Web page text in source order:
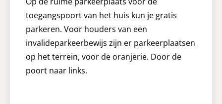
toegangspoort van het huis kun je gratis
parkeren. Voor houders van een
invalideparkeerbewijs zijn er parkeerplaatsen
op het terrein, voor de oranjerie. Door de
poort naar links.